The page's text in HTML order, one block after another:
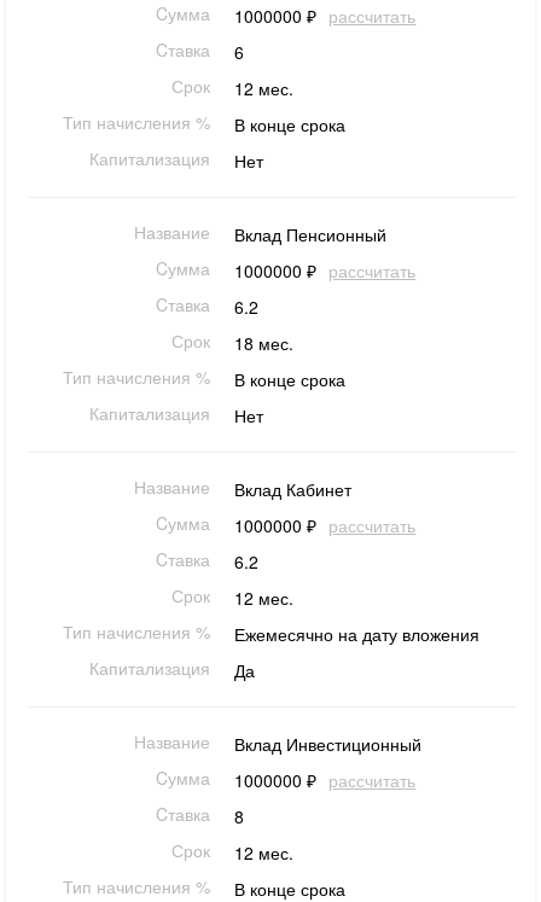
Cумма
1000000 ₽ рассчитать
Cтавка
6
Срок
12 мес.
Тип начисления %
В конце срока
Капитализация
Нет
Название
Вклад Пенсионный
Cумма
1000000 ₽ рассчитать
Cтавка
6.2
Срок
18 мес.
Тип начисления %
В конце срока
Капитализация
Нет
Название
Вклад Кабинет
Cумма
1000000 ₽ рассчитать
Cтавка
6.2
Срок
12 мес.
Тип начисления %
Ежемесячно на дату вложения
Капитализация
Да
Название
Вклад Инвестиционный
Cумма
1000000 ₽ рассчитать
Cтавка
8
Срок
12 мес.
Тип начисления %
В конце срока